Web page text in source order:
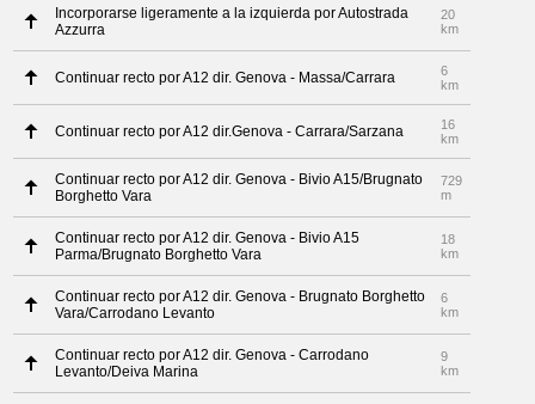
Incorporarse ligeramente a la izquierda por Autostrada
Azzurra
20
km
Continuar recto por A12 dir. Genova - Massa/Carrara
6
km
Continuar recto por A12 dir.Genova - Carrara/Sarzana
16
km
Continuar recto por A12 dir. Genova - Bivio A15/Brugnato
Borghetto Vara
729
m
Continuar recto por A12 dir. Genova - Bivio A15
Parma/Brugnato Borghetto Vara
18
km
Continuar recto por A12 dir. Genova - Brugnato Borghetto
Vara/Carrodano Levanto
6
km
Continuar recto por A12 dir. Genova - Carrodano
Levanto/Deiva Marina
9
km